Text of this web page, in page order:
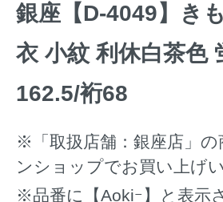
銀座【D-4049】き
衣 小紋 利休白茶色
162.5/裄68
※「取扱店舗：銀座店」の
ンショップでお買い上げ
※品番に【Aokiｰ】と表示